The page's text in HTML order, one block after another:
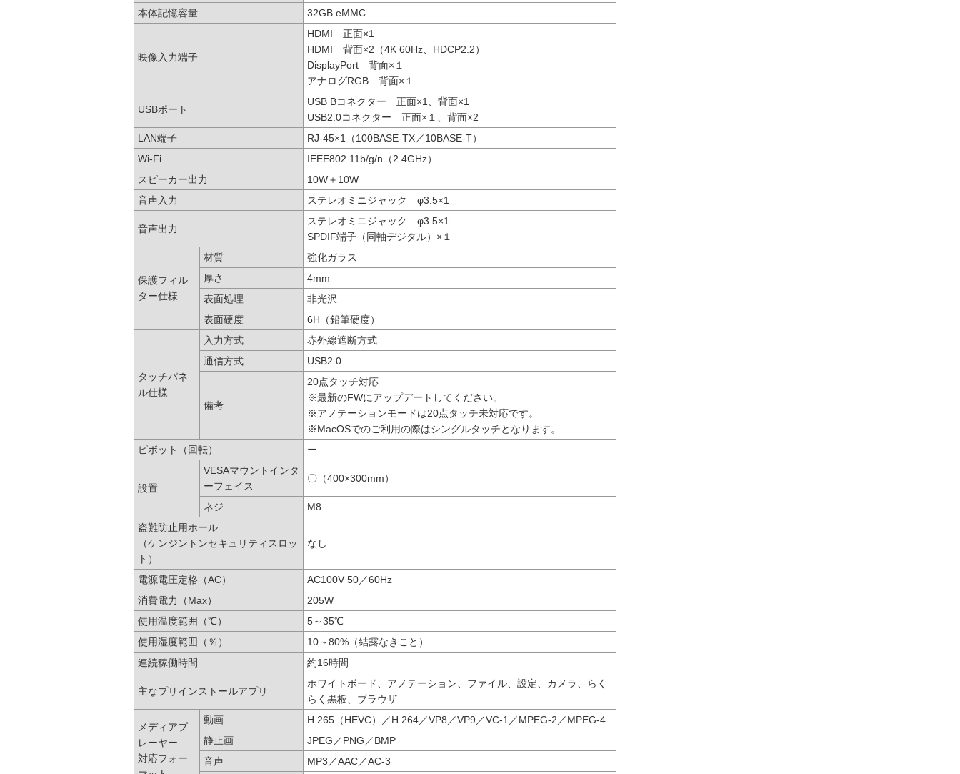
本体記憶容量
32GB eMMC
映像入力端子
HDMI 正面×1
HDMI 背面×2（4K 60Hz、HDCP2.2）
DisplayPort 背面×１
アナログRGB 背面×１
USBポート
USB Bコネクター 正面×1、背面×1
USB2.0コネクター 正面×１、背面×2
LAN端子
RJ-45×1（100BASE-TX／10BASE-T）
Wi-Fi
IEEE802.11b/g/n（2.4GHz）
スピーカー出力
10W＋10W
音声入力
ステレオミニジャック φ3.5×1
音声出力
ステレオミニジャック φ3.5×1
SPDIF端子（同軸デジタル）×１
保護フィル
ター仕様
材質
強化ガラス
厚さ
4mm
表面処理
非光沢
表面硬度
6H（鉛筆硬度）
タッチパネ
ル仕様
入力方式
赤外線遮断方式
通信方式
USB2.0
備考
20点タッチ対応
※最新のFWにアップデートしてください。
※アノテーションモードは20点タッチ未対応です。
※MacOSでのご利用の際はシングルタッチとなります。
ピボット（回転）
ー
設置
VESAマウントインタ
ーフェイス
〇（400×300mm）
ネジ
M8
盗難防止用ホール
（ケンジントンセキュリティスロッ
ト）
なし
電源電圧定格（AC）
AC100V 50／60Hz
消費電力（Max）
205W
使用温度範囲（℃）
5～35℃
使用湿度範囲（％）
10～80%（結露なきこと）
連続稼働時間
約16時間
主なプリインストールアプリ
ホワイトボード、アノテーション、ファイル、設定、カメラ、らく
らく黒板、ブラウザ
メディアプ
レーヤー
対応フォー
動画
H.265（HEVC）／H.264／VP8／VP9／VC-1／MPEG-2／MPEG-4
静止画
JPEG／PNG／BMP
音声
MP3／AAC／AC-3